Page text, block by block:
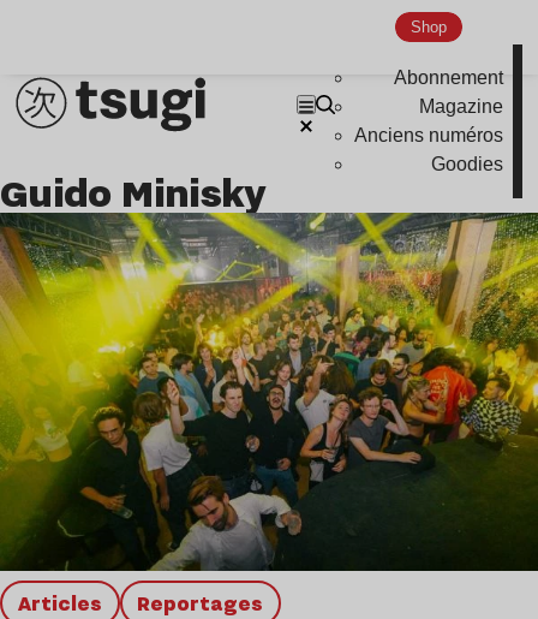
Shop
Abonnement
Magazine
Anciens numéros
Goodies
Guido Minisky
Articles Reportages